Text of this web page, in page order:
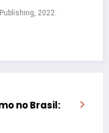
2022.
no Brasil: